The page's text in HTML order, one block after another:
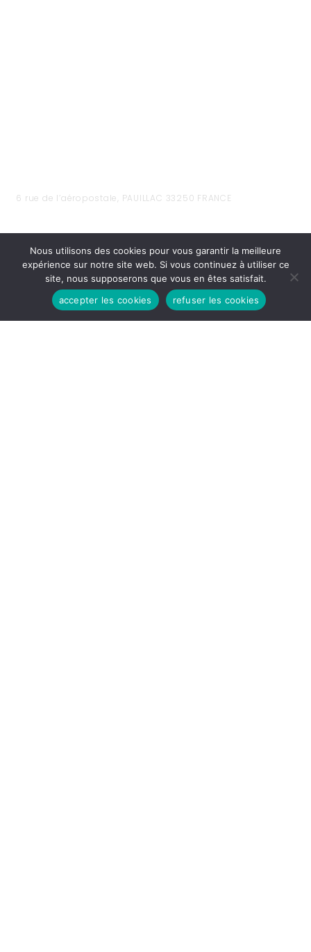
6 rue de l’aéropostale, PAUILLAC 33250 FRANCE
Nous utilisons des cookies pour vous garantir la meilleure
expérience sur notre site web. Si vous continuez à utiliser ce
site, nous supposerons que vous en êtes satisfait.
accepter les cookies
refuser les cookies